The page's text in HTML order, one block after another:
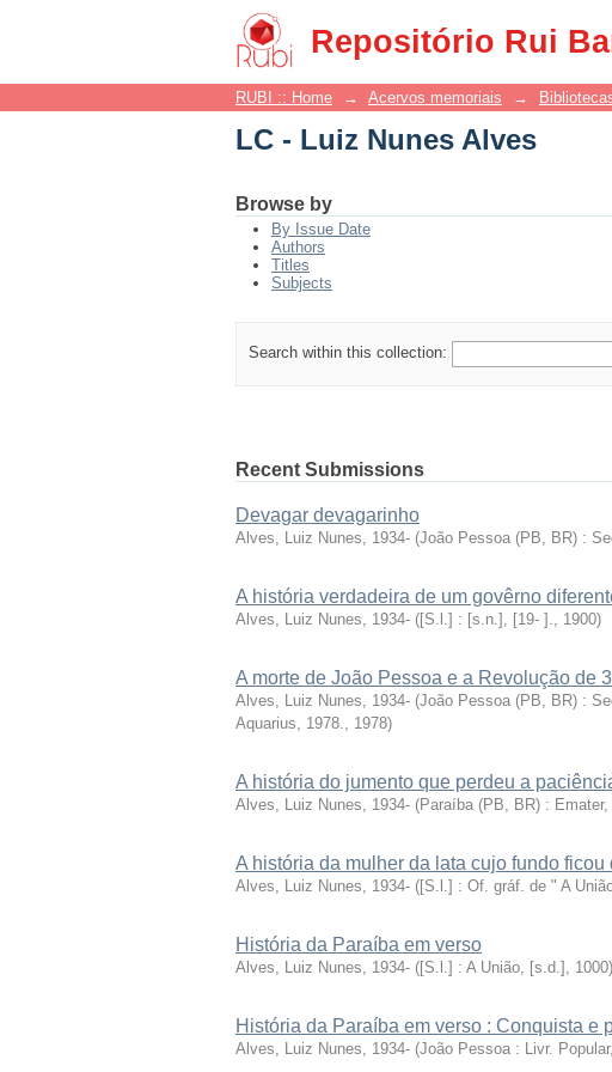
Repositório Rui
LC - Luiz Nunes Alves
RUBI :: Home → Acervos memoriais →
LC - Luiz Nunes Alves
Browse by
By Issue Date
Authors
Titles
Subjects
Search within this collection:
Recent Submissions
Devagar devagarinho
Alves, Luiz Nunes, 1934- (João Pessoa (PB, BR) :
A história verdadeira de um govêrno
Alves, Luiz Nunes, 1934- ([S.l.] : [s.n.], [19- ]., 1900)
A morte de João Pessoa e a Revolução de
Alves, Luiz Nunes, 1934- (João Pessoa (PB, BR) :
Aquarius, 1978., 1978)
A história do jumento que perdeu a
Alves, Luiz Nunes, 1934- (Paraíba (PB, BR) :
A história da mulher da lata cujo fundo ficou
Alves, Luiz Nunes, 1934- ([S.l.] : Of. gráf. de " A
História da Paraíba em verso
Alves, Luiz Nunes, 1934- ([S.l.] : A União, [s.d.] , 1000)
História da Paraíba em verso : Conquista e
Alves, Luiz Nunes, 1934- (João Pessoa : Livr.